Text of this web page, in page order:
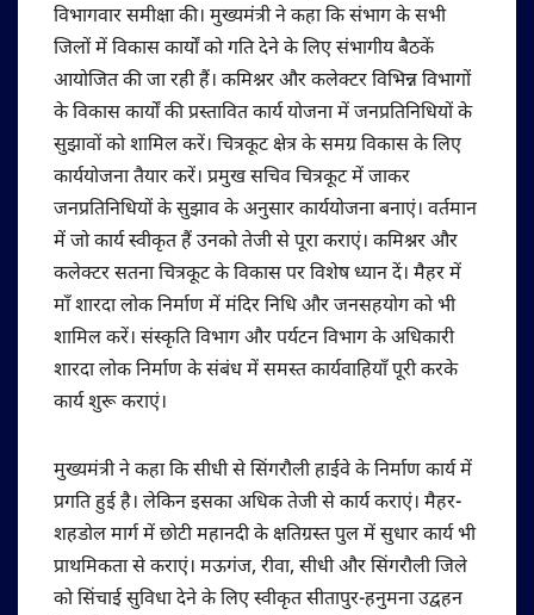
विभागवार समीक्षा की। मुख्यमंत्री ने कहा कि संभाग के सभी
जिलों में विकास कार्यों को गति देने के लिए संभागीय बैठकें
आयोजित की जा रही हैं। कमिश्नर और कलेक्टर विभिन्न विभागों
के विकास कार्यों की प्रस्तावित कार्य योजना में जनप्रतिनिधियों के
सुझावों को शामिल करें। चित्रकूट क्षेत्र के समग्र विकास के लिए
कार्ययोजना तैयार करें। प्रमुख सचिव चित्रकूट में जाकर
जनप्रतिनिधियों के सुझाव के अनुसार कार्ययोजना बनाएं। वर्तमान
में जो कार्य स्वीकृत हैं उनको तेजी से पूरा कराएं। कमिश्नर और
कलेक्टर सतना चित्रकूट के विकास पर विशेष ध्यान दें। मैहर में
माँ शारदा लोक निर्माण में मंदिर निधि और जनसहयोग को भी
शामिल करें। संस्कृति विभाग और पर्यटन विभाग के अधिकारी
शारदा लोक निर्माण के संबंध में समस्त कार्यवाहियाँ पूरी करके
कार्य शुरू कराएं।
मुख्यमंत्री ने कहा कि सीधी से सिंगरौली हाईवे के निर्माण कार्य में
प्रगति हुई है। लेकिन इसका अधिक तेजी से कार्य कराएं। मैहर-
शहडोल मार्ग में छोटी महानदी के क्षतिग्रस्त पुल में सुधार कार्य भी
प्राथमिकता से कराएं। मऊगंज, रीवा, सीधी और सिंगरौली जिले
को सिंचाई सुविधा देने के लिए स्वीकृत सीतापुर-हनुमना उद्वहन